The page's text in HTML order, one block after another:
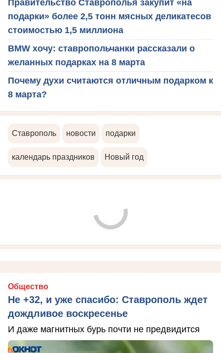
Правительство Ставрополья закупит «на
подарки» более 2,5 тонн мясных деликатесов
стоимостью 1,5 миллиона
BMW хочу: ставропольчанки рассказали о
желанных подарках на 8 марта
Почему духи считаются отличным подарком к
8 марта?
Ставрополь новости подарки
календарь праздников Новый год
Общество
Не +32, и уже спасибо: Ставрополь ждет
дождливое воскресенье
И даже магнитных бурь почти не предвидится